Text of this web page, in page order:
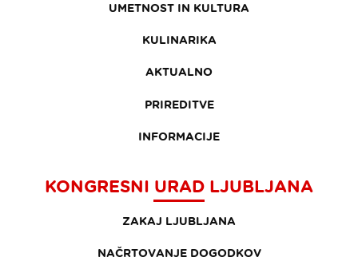
UMETNOST IN KULTURA
KULINARIKA
AKTUALNO
PRIREDITVE
INFORMACIJE
KONGRESNI URAD LJUBLJANA
ZAKAJ LJUBLJANA
NAČRTOVANJE DOGODKOV